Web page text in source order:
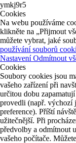
ymkj9r5
Cookies
Na webu používáme
klikněte na „Přijmout
můžete vybrat, jaké
používání souborů
NastaveníOdmítnout
Cookies
Soubory cookies jsou
vašeho zařízení při
určitou dobu
provedli (např. výchozí
preference). Příští
užitečnější. Při
předvolby a odmítnout
vašeho počítače.